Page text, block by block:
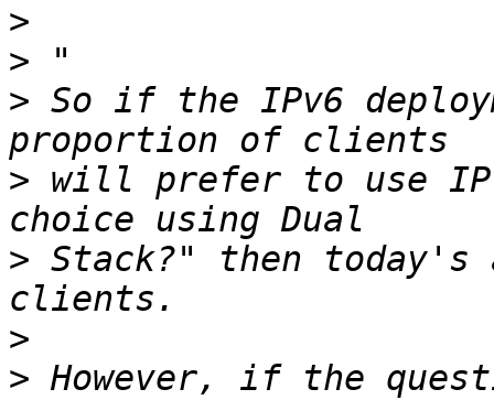
>
>
> So if the IPv6
> will prefer to use
> Stack?" then
>
> However, if the